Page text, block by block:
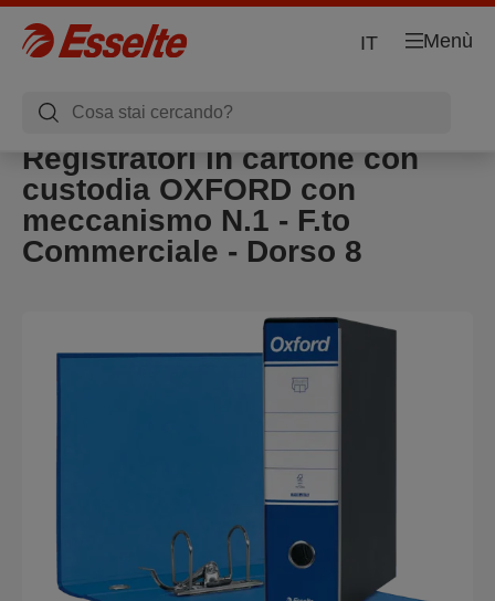
Menù
IT
Registratori in cartone con
custodia OXFORD con
meccanismo N.1 - F.to
Commerciale - Dorso 8